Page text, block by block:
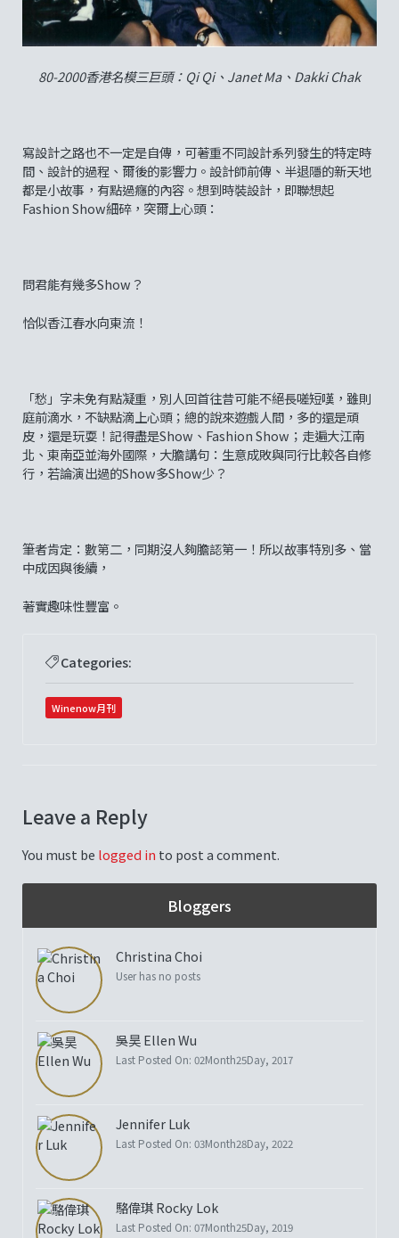
80-2000香港名模三巨頭：Qi Qi、Janet Ma、Dakki Chak
寫設計之路也不一定是自傳，可著重不同設計系列發生的特定時
間、設計的過程、爾後的影響力。設計師前傳、半退隱的新天地
都是小故事，有點過癮的內容。想到時裝設計，即聯想起
Fashion Show細碎，突爾上心頭：
問君能有幾多Show？
恰似香江春水向東流！
「愁」字未免有點凝重，別人回首往昔可能不絕長嗟短嘆，雖則
庭前滴水，不缺點滴上心頭；總的說來遊戲人間，多的還是頑
皮，還是玩耍！記得盡是Show、Fashion Show；走遍大江南
北、東南亞並海外國際，大膽講句：生意成敗與同行比較各自修
行，若論演出過的Show多Show少？
筆者肯定：數第二，同期沒人夠膽認第一！所以故事特別多、當
中成因與後續，
著實趣味性豐富。
Categories:
Winenow月刊
Leave a Reply
You must be logged in to post a comment.
Bloggers
Christina Choi
User has no posts
吳昊 Ellen Wu
Last Posted On: 02Month25Day, 2017
Jennifer Luk
Last Posted On: 03Month28Day, 2022
駱偉琪 Rocky Lok
Last Posted On: 07Month25Day, 2019